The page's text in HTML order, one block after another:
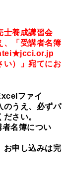
士養成講習会
、「受講者名簿
い）」宛てにお
ファイ
のうえ、必ずパ
さい。
者名簿につい
お申し込みは完